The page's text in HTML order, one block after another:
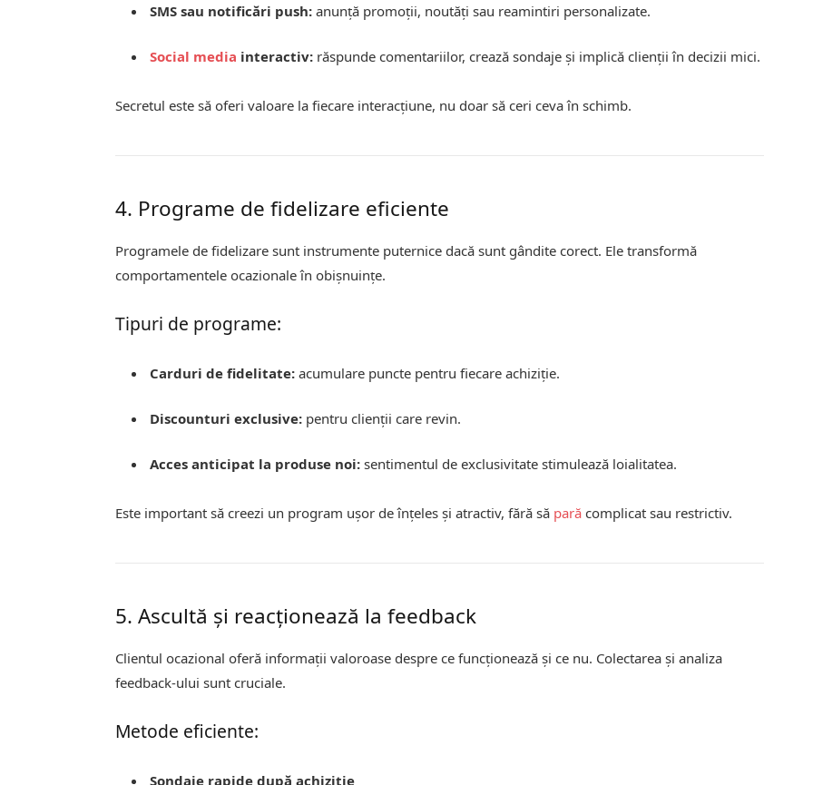
SMS sau notificări push: anunță promoții, noutăți sau reamintiri personalizate.
Social media interactiv: răspunde comentariilor, crează sondaje și implică clienții în decizii mici.
Secretul este să oferi valoare la fiecare interacțiune, nu doar să ceri ceva în schimb.
4. Programe de fidelizare eficiente
Programele de fidelizare sunt instrumente puternice dacă sunt gândite corect. Ele transformă
comportamentele ocazionale în obișnuințe.
Tipuri de programe:
Carduri de fidelitate: acumulare puncte pentru fiecare achiziție.
Discounturi exclusive: pentru clienții care revin.
Acces anticipat la produse noi: sentimentul de exclusivitate stimulează loialitatea.
Este important să creezi un program ușor de înțeles și atractiv, fără să pară complicat sau restrictiv.
5. Ascultă și reacționează la feedback
Clientul ocazional oferă informații valoroase despre ce funcționează și ce nu. Colectarea și analiza
feedback-ului sunt cruciale.
Metode eficiente:
Sondaje rapide după achiziție